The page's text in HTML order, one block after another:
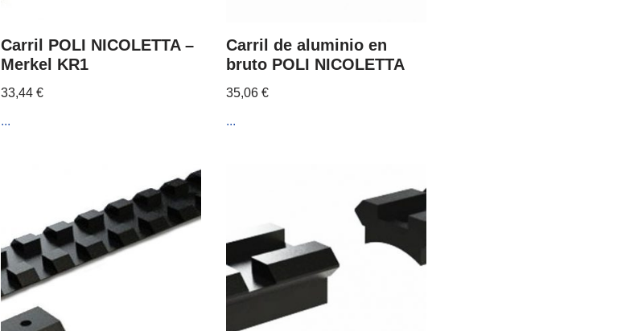
Carril POLI NICOLETTA –
Merkel KR1
33,44 €
...
Carril de aluminio en
bruto POLI NICOLETTA
35,06 €
...